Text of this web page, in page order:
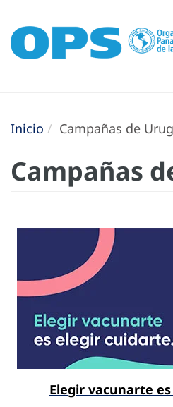
Inicio Campañas de
Campañas
Elegir vacunarte